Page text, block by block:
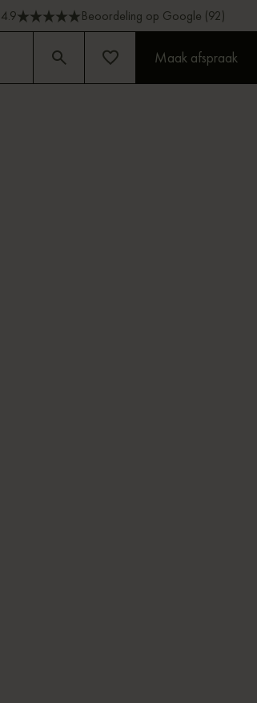
4.9 Beoordeling op Google (92)
Maak afspraak